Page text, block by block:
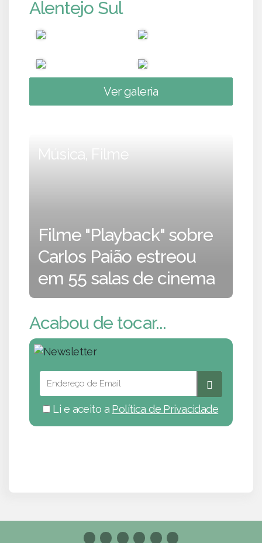
Alentejo Sul
Ver galeria
Música, Filme
Filme "Playback" sobre
Carlos Paião estreou
em 55 salas de cinema
Acabou de tocar...
Li e aceito a Política de Privacidade